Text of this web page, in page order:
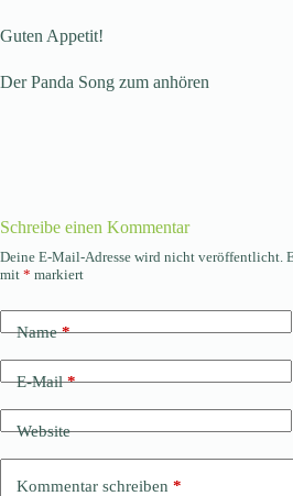
Guten Appetit!
Der Panda Song zum anhören
Schreibe einen Kommentar
Deine E-Mail-Adresse wird nicht veröffentlicht.
mit * markiert
Name*
E-Mail*
Website
Kommentar schreiben *